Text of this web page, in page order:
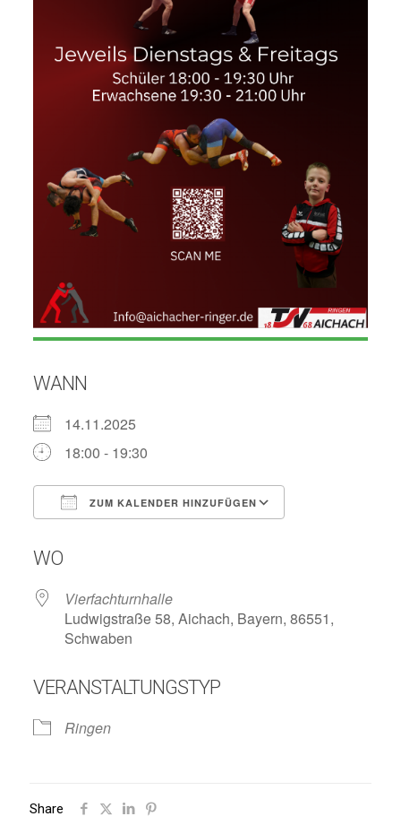
WANN
14.11.2025
18:00 - 19:30
ZUM KALENDER HINZUFÜGEN
WO
Vierfachturnhalle
Ludwigstraße 58, Aichach, Bayern, 86551,
Schwaben
VERANSTALTUNGSTYP
Ringen
Share